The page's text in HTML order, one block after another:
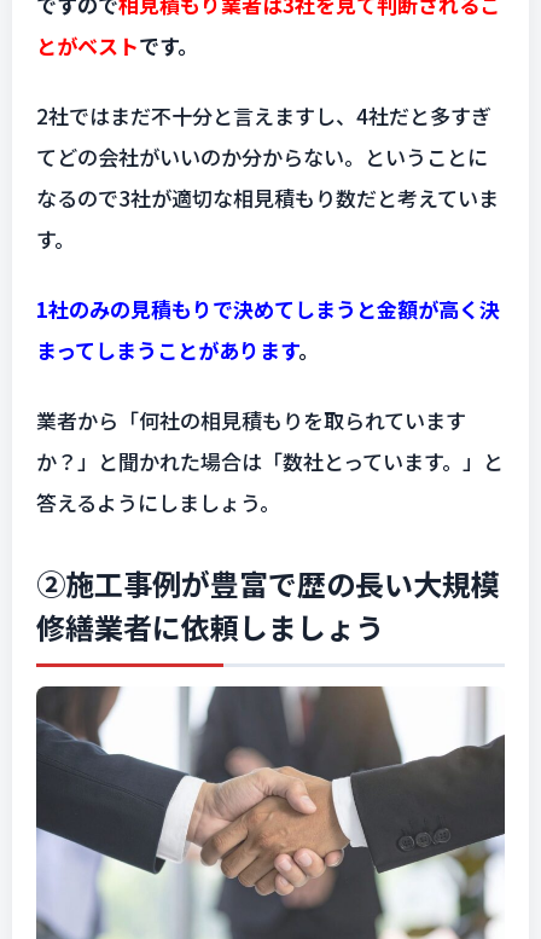
とがベストです。
2社ではまだ不十分と言えますし、4社だと多すぎ
てどの会社がいいのか分からない。ということに
なるので3社が適切な相見積もり数だと考えていま
す。
1社のみの見積もりで決めてしまうと金額が高く決
まってしまうことがあります。
業者から「何社の相見積もりを取られています
か？」と聞かれた場合は「数社とっています。」と
答えるようにしましょう。
②施工事例が豊富で歴の長い大規模
修繕業者に依頼しましょう